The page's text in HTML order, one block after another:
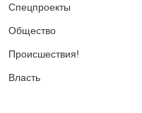
Спецпроекты
Общество
Происшествия!
Власть